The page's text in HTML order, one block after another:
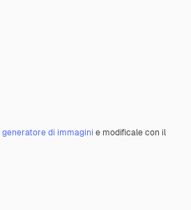
generatore di immagini e modificale con il